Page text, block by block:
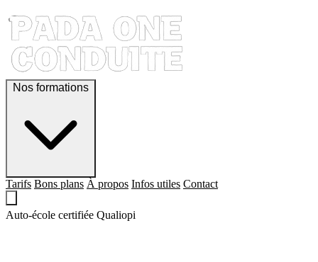
Nos formations
Tarifs Bons plans À propos Infos utiles Contact
Auto-école certifiée Qualiopi